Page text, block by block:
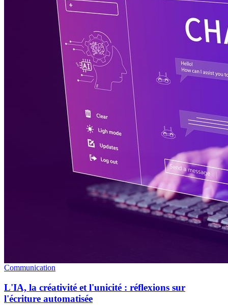
Communication
L'IA, la créativité et l'unicité : réflexions sur
l'écriture automatisée